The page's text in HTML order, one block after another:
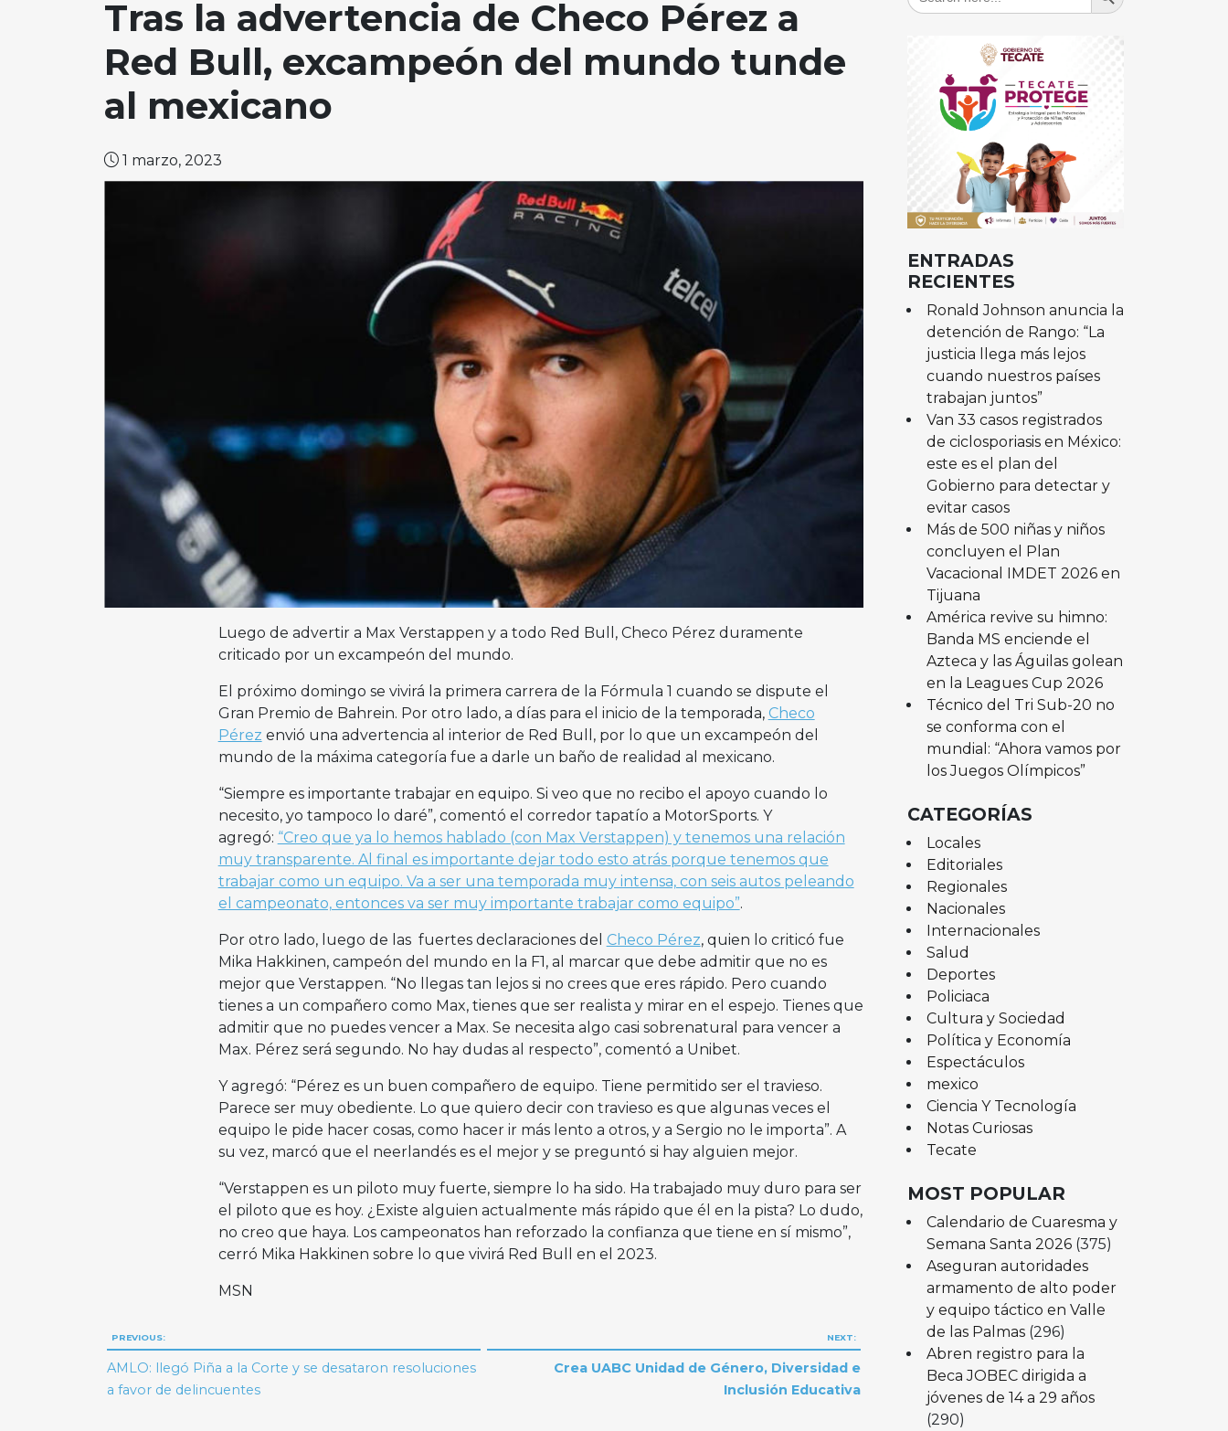
Tras la advertencia de Checo Pérez a
Red Bull, excampeón del mundo tunde
al mexicano
1 marzo, 2023
Luego de advertir a Max Verstappen y a todo Red Bull, Checo Pérez duramente
criticado por un excampeón del mundo.
El próximo domingo se vivirá la primera carrera de la Fórmula 1 cuando se dispute el
Gran Premio de Bahrein. Por otro lado, a días para el inicio de la temporada, Checo
Pérez envió una advertencia al interior de Red Bull, por lo que un excampeón del
mundo de la máxima categoría fue a darle un baño de realidad al mexicano.
“Siempre es importante trabajar en equipo. Si veo que no recibo el apoyo cuando lo
necesito, yo tampoco lo daré”, comentó el corredor tapatío a MotorSports. Y
agregó: “Creo que ya lo hemos hablado (con Max Verstappen) y tenemos una relación
muy transparente. Al final es importante dejar todo esto atrás porque tenemos que
trabajar como un equipo. Va a ser una temporada muy intensa, con seis autos peleando
el campeonato, entonces va ser muy importante trabajar como equipo”.
Por otro lado, luego de las fuertes declaraciones del Checo Pérez, quien lo criticó fue
Mika Hakkinen, campeón del mundo en la F1, al marcar que debe admitir que no es
mejor que Verstappen. “No llegas tan lejos si no crees que eres rápido. Pero cuando
tienes a un compañero como Max, tienes que ser realista y mirar en el espejo. Tienes que
admitir que no puedes vencer a Max. Se necesita algo casi sobrenatural para vencer a
Max. Pérez será segundo. No hay dudas al respecto”, comentó a Unibet.
Y agregó: “Pérez es un buen compañero de equipo. Tiene permitido ser el travieso.
Parece ser muy obediente. Lo que quiero decir con travieso es que algunas veces el
equipo le pide hacer cosas, como hacer ir más lento a otros, y a Sergio no le importa”. A
su vez, marcó que el neerlandés es el mejor y se preguntó si hay alguien mejor.
“Verstappen es un piloto muy fuerte, siempre lo ha sido. Ha trabajado muy duro para ser
el piloto que es hoy. ¿Existe alguien actualmente más rápido que él en la pista? Lo dudo,
no creo que haya. Los campeonatos han reforzado la confianza que tiene en sí mismo”,
cerró Mika Hakkinen sobre lo que vivirá Red Bull en el 2023.
MSN
Navegación
de
PREVIOUS:
AMLO: llegó Piña a la Corte y se desataron resoluciones
a favor de delincuentes
NEXT:
Crea UABC Unidad de Género, Diversidad e
Inclusión Educativa
ENTRADAS
RECIENTES
Ronald Johnson anuncia la
detención de Rango: “La
justicia llega más lejos
cuando nuestros países
trabajan juntos”
Van 33 casos registrados
de ciclosporiasis en México:
este es el plan del
Gobierno para detectar y
evitar casos
Más de 500 niñas y niños
concluyen el Plan
Vacacional IMDET 2026 en
Tijuana
América revive su himno:
Banda MS enciende el
Azteca y las Águilas golean
en la Leagues Cup 2026
Técnico del Tri Sub-20 no
se conforma con el
mundial: “Ahora vamos por
los Juegos Olímpicos”
CATEGORÍAS
Locales
Editoriales
Regionales
Nacionales
Internacionales
Salud
Deportes
Policiaca
Cultura y Sociedad
Política y Economía
Espectáculos
mexico
Ciencia Y Tecnología
Notas Curiosas
Tecate
MOST POPULAR
Calendario de Cuaresma y
Semana Santa 2026 (375)
Aseguran autoridades
armamento de alto poder
y equipo táctico en Valle
de las Palmas (296)
Abren registro para la
Beca JOBEC dirigida a
jóvenes de 14 a 29 años
(290)